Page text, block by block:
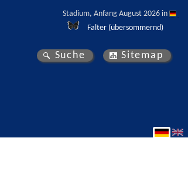
Stadium, Anfang August 2026 in
Falter (übersommernd)
Suche Sitemap